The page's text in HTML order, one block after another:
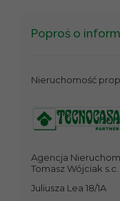
Poproś o
Nieruchomość
Agencja
Tomasz Wójciak s.c.
Juliusza Lea 18/1A